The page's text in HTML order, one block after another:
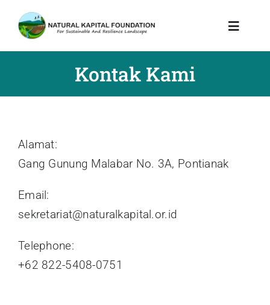
Toggle
Tentang Kami
Pustaka &
Kontak Kami
Alamat:
Gang Gunung Malabar No. 3A, Pontianak
Email:
sekretariat@naturalkapital.or.id
Telephone:
+62 822-5408-0751